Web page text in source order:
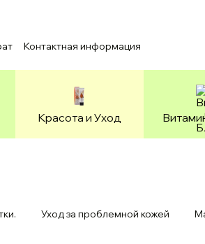
Контактная информация
Красота и Уход
Уход за проблемной кожей